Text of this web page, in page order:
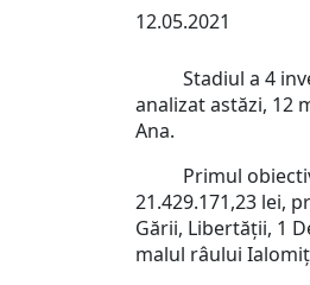
12.05.2021
Stadiul a 4
analizat astăzi, 12
Ana.
Primul obiectiv
21.429.171,23 lei,
Gării, Libertății, 1
malul râului